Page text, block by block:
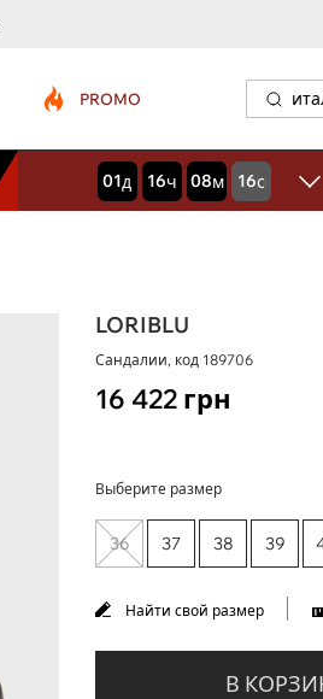
PROMO
01дней
16часов
08минут
15секунд
LORIBLU
Сандалии, код 189706
16 422 грн
Выберите размер
36 37 38 39
Найти свой размер
В